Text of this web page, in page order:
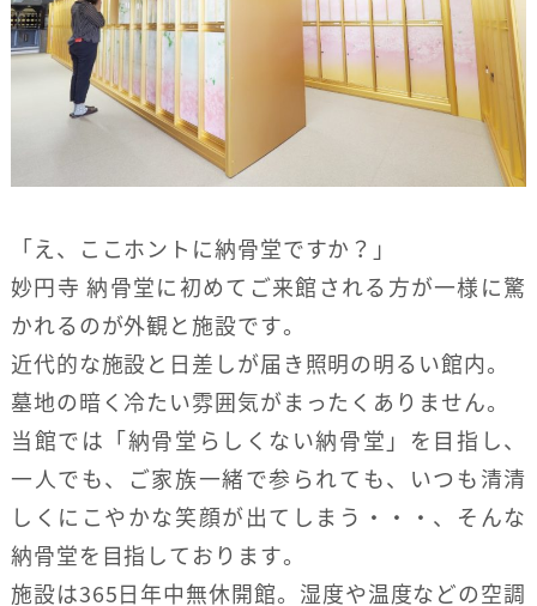
「え、ここホントに納骨堂ですか？」
妙円寺 納骨堂に初めてご来館される方が一様に驚
かれるのが外観と施設です。
近代的な施設と日差しが届き照明の明るい館内。
墓地の暗く冷たい雰囲気がまったくありません。
当館では「納骨堂らしくない納骨堂」を目指し、
一人でも、ご家族一緒で参られても、いつも清清
しくにこやかな笑顔が出てしまう・・・、そんな
納骨堂を目指しております。
施設は365日年中無休開館。湿度や温度などの空調